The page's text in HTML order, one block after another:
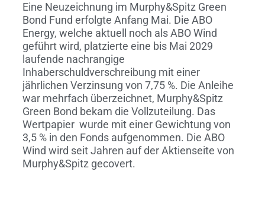
Eine Neuzeichnung im Murphy&Spitz Green
Bond Fund erfolgte Anfang Mai. Die ABO
Energy, welche aktuell noch als ABO Wind
geführt wird, platzierte eine bis Mai 2029
laufende nachrangige
Inhaberschuldverschreibung mit einer
jährlichen Verzinsung von 7,75 %. Die Anleihe
war mehrfach überzeichnet, Murphy&Spitz
Green Bond bekam die Vollzuteilung. Das
Wertpapier wurde mit einer Gewichtung von
3,5 % in den Fonds aufgenommen. Die ABO
Wind wird seit Jahren auf der Aktienseite von
Murphy&Spitz gecovert.